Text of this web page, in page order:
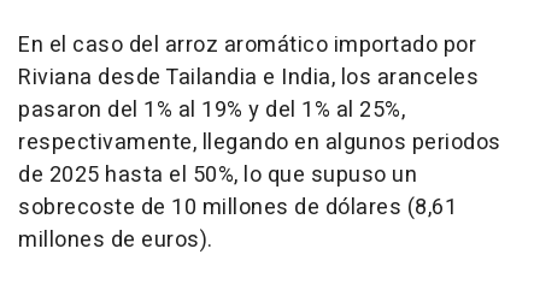
En el caso del arroz aromático importado por
Riviana desde Tailandia e India, los aranceles
pasaron del 1% al 19% y del 1% al 25%,
respectivamente, llegando en algunos periodos
de 2025 hasta el 50%, lo que supuso un
sobrecoste de 10 millones de dólares (8,61
millones de euros).